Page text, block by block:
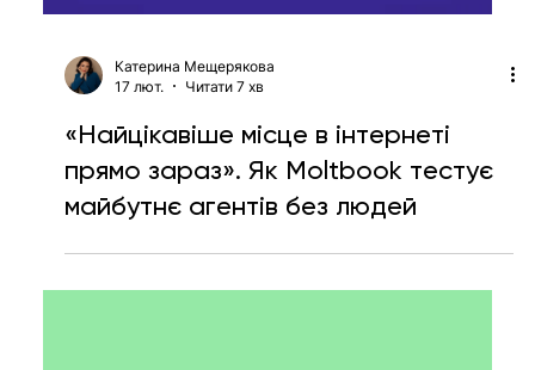
Катерина Мещерякова
17 лют.
Читати 7 хв
«Найцікавіше місце в інтернеті
прямо зараз». Як Moltbook тестує